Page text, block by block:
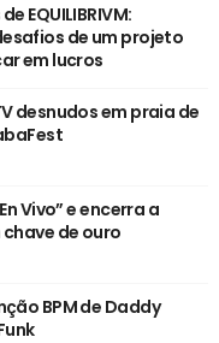
EQUILIBRIVM:
de um projeto
em lucros
desnudos em praia de
Vivo” e encerra a
de ouro
BPM de Daddy